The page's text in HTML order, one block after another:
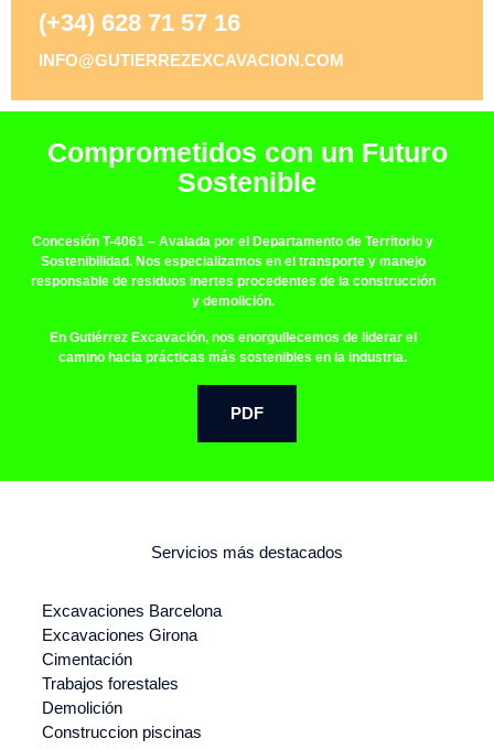
(+34) 628 71 57 16
INFO@GUTIERREZEXCAVACION.COM
Comprometidos con un Futuro
Sostenible
Concesión T-4061 – Avalada por el Departamento de Territorio y
Sostenibilidad. Nos especializamos en el transporte y manejo
responsable de residuos inertes procedentes de la construcción
y demolición.
En Gutiérrez Excavación, nos enorgullecemos de liderar el
camino hacia prácticas más sostenibles en la industria.
PDF
Servicios más destacados
Excavaciones Barcelona
Excavaciones Girona
Cimentación
Trabajos forestales
Demolición
Construccion piscinas